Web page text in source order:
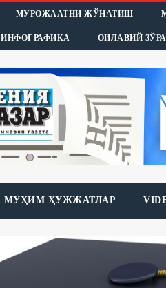
МУРОЖААТНИ ЖЎНАТИШ
ИНФОГРАФИКА ОИЛАВИЙ
МУҲИМ ҲУЖЖАТЛАР